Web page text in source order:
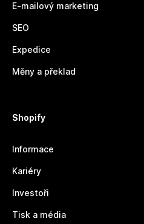
E-mailový marketing
SEO
Expedice
Měny a překlad
Shopify
Informace
Kariéry
Investoři
Tisk a média